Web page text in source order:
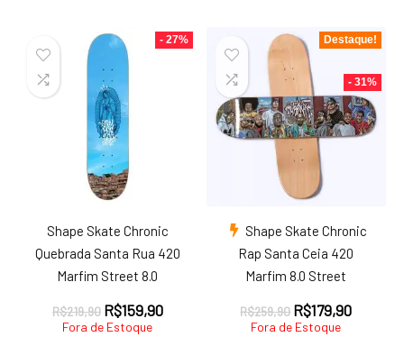
R$219,90.R$179,90.
era:
R$219,90.
é:
- 27%
Shape Skate Chronic
Quebrada Santa Rua 420
Marfim Street 8.0
R$219,90 O
preço
R$159,90O
Fora de Estoque
Destaque!
- 31%
Shape Skate Chronic
Rap Santa Ceia 420
Marfim 8.0 Street
R$259,90 O
preço
R$179,90O
Fora de Estoque